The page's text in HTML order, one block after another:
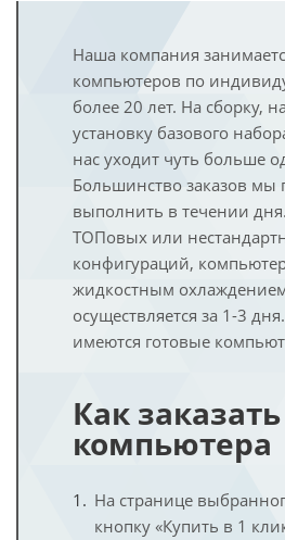
Наша компания
компьютеров по
более 20 лет. На сборку,
установку базового
нас уходит чуть больше
Большинство заказов мы
выполнить в течении
ТОПовых или
конфигураций,
жидкостным
осуществляется за 1-3
имеются готовые
Как
компьютера
На странице
кнопку «Купить в 1